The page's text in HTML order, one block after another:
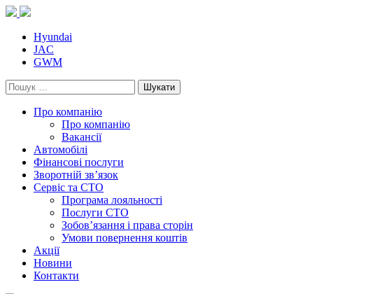
Skip
contentHyundai
JAC
GWM
Пошук:
Про компанію
Про компанію
Вакансії
Автомобілі
Фінансові послуги
Зворотній зв’язок
Cервіс та СТО
Програма лояльності
Послуги СТО
Зобов’язання і права сторін
Умови повернення коштів
Акції
Новини
Контакти